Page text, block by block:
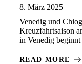
8. März 2025
Venedig und
Kreuzfahrtsaison
in Venedig beginnt
READ MORE